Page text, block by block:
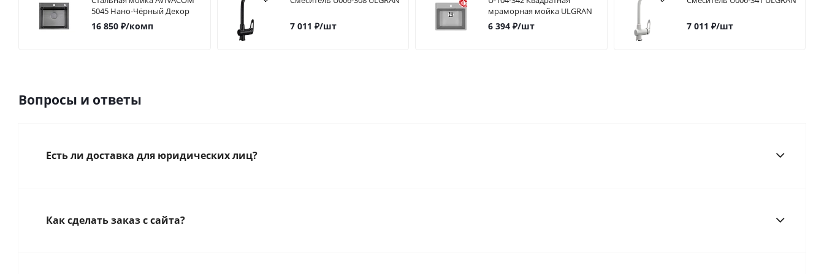
5045 Нано-Чёрный Декор
16 850 ₽/комп 7 011 ₽/шт
мраморная мойка ULGRAN
6 394 ₽/шт 7 011 ₽/шт
Вопросы и ответы
Есть ли доставка для юридических лиц?
Как сделать заказ с сайта?